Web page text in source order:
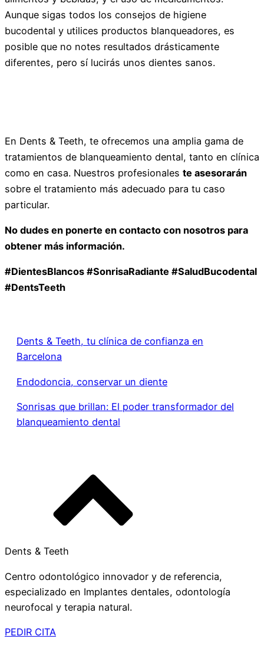
Aunque sigas todos los consejos de higiene
bucodental y utilices productos blanqueadores, es
posible que no notes resultados drásticamente
diferentes, pero sí lucirás unos dientes sanos.
En Dents & Teeth, te ofrecemos una amplia gama de
tratamientos de blanqueamiento dental, tanto en clínica
como en casa. Nuestros profesionales te asesorarán
sobre el tratamiento más adecuado para tu caso
particular.
No dudes en ponerte en contacto con nosotros para
obtener más información.
#DientesBlancos #SonrisaRadiante #SaludBucodental
#DentsTeeth
Dents & Teeth, tu clínica de confianza en
Barcelona
Endodoncia, conservar un diente
Sonrisas que brillan: El poder transformador del
blanqueamiento dental
Dents & Teeth
Centro odontológico innovador y de referencia,
especializado en Implantes dentales, odontología
neurofocal y terapia natural.
PEDIR CITA